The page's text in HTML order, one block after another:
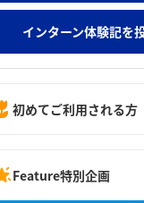
インターン体験記を
初めてご利用される方
Feature特別企画